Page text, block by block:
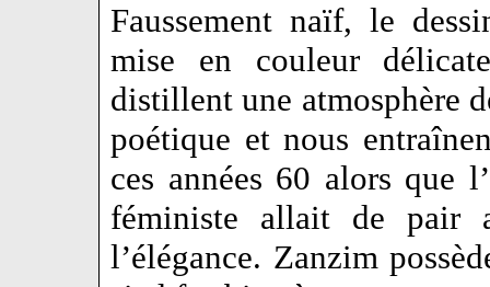
Faussement naïf, le
mise en couleur
distillent une atmosphère
poétique et nous
ces années 60 alors que
féministe allait de pair
l’élégance. Zanzim